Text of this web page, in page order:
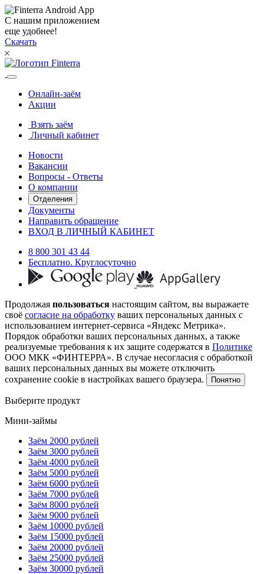
С нашим приложением
еще удобнее!
Скачать
Онлайн-заём
Акции
Взять заём
Личный кабинет
Новости
Вакансии
Вопросы - Ответы
О компании
Отделения
Документы
Направить обращение
ВХОД В ЛИЧНЫЙ КАБИНЕТ
8 800 301 43 44
Бесплатно. Круглосуточно
Продолжая пользоваться настоящим сайтом, вы выражаете
своё согласие на обработку ваших персональных данных с
использованием интернет-сервиса «Яндекс Метрика».
Порядок обработки ваших персональных данных, а также
реализуемые требования к их защите содержатся в Политике
ООО МКК «ФИНТЕРРА». В случае несогласия с обработкой
ваших персональных данных вы можете отключить
сохранение cookie в настройках вашего браузера.
Понятно
Выберите продукт
Мини-займы
Заём 2000 рублей
Заём 3000 рублей
Заём 4000 рублей
Заём 5000 рублей
Заём 6000 рублей
Заём 7000 рублей
Заём 8000 рублей
Заём 9000 рублей
Заём 10000 рублей
Заём 15000 рублей
Заём 20000 рублей
Заём 25000 рублей
Заём 30000 рублей